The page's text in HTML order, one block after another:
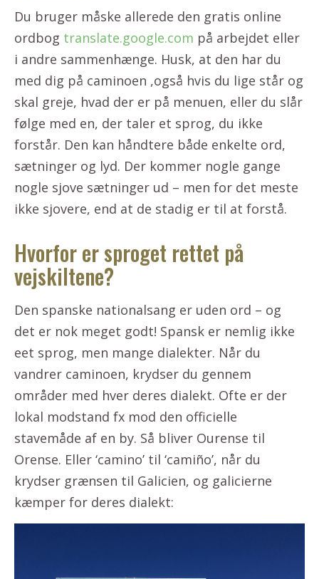
Du bruger måske allerede den gratis online
ordbog translate.google.com på arbejdet eller
i andre sammenhænge. Husk, at den har du
med dig på caminoen ,også hvis du lige står og
skal greje, hvad der er på menuen, eller du slår
følge med en, der taler et sprog, du ikke
forstår. Den kan håndtere både enkelte ord,
sætninger og lyd. Der kommer nogle gange
nogle sjove sætninger ud – men for det meste
ikke sjovere, end at de stadig er til at forstå.
Hvorfor er sproget rettet på
vejskiltene?
Den spanske nationalsang er uden ord – og
det er nok meget godt! Spansk er nemlig ikke
eet sprog, men mange dialekter. Når du
vandrer caminoen, krydser du gennem
områder med hver deres dialekt. Ofte er der
lokal modstand fx mod den officielle
stavemåde af en by. Så bliver Ourense til
Orense. Eller ‘camino’ til ‘camiño’, når du
krydser grænsen til Galicien, og galicierne
kæmper for deres dialekt: